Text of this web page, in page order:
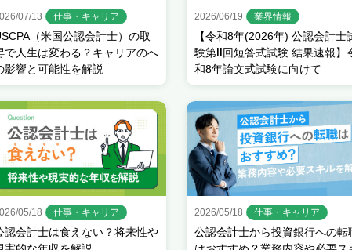
07/13 仕事・キャリア
（米国公認会計士）の取
で人生は変わる？キャリアのへ
影響と可能性を解説
2026/06/19 業界情報
【令和8年(2026年) 公認会計士
験第Ⅱ回短答式試験 結果速報】
和8年論文式試験に向けて
05/18 仕事・キャリア
認会計士は食えない？将来性や
2026/05/18 仕事・キャリア
公認会計士から投資銀行への転